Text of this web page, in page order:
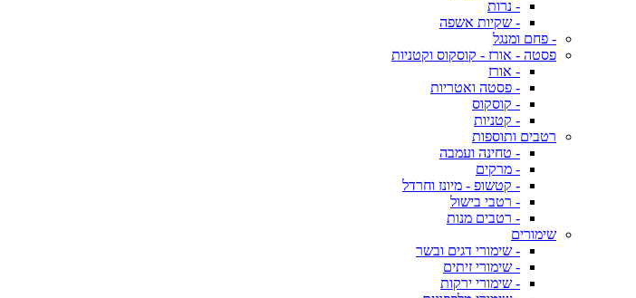
- נרות
- שקיות אשפה
- פחם ומנגל
פסטה - אורז - קוסקוס וקטניות
- אורז
- פסטה ואטריות
- קוסקוס
- קטניות
רטבים ותוספות
- טחינה ועמבה
- מרקים
- קטשופ - מיונז וחרדל
- רטבי בישול
- רטבים מנות
שימורים
- שימורי דגים ובשר
- שימורי זיתים
- שימורי ירקות